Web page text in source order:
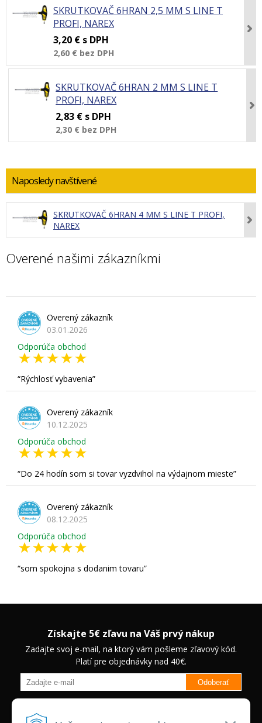
SKRUTKOVAČ 6HRAN 2,5 MM S LINE T
PROFI, NAREX
3,20 € s DPH
2,60 € bez DPH
SKRUTKOVAČ 6HRAN 2 MM S LINE T
PROFI, NAREX
2,83 € s DPH
2,30 € bez DPH
Naposledy navštívené
SKRUTKOVAČ 6HRAN 4 MM S LINE T PROFI,
NAREX
Overené našimi zákazníkmi
Overený zákazník
03.01.2026
Odporúča obchod
Rýchlosť vybavenia
Overený zákazník
10.12.2025
Odporúča obchod
Do 24 hodín som si tovar vyzdvihol na výdajnom mieste
Overený zákazník
08.12.2025
Odporúča obchod
som spokojna s dodanim tovaru
Získajte 5€ zľavu na Váš prvý nákup
Zadajte svoj e-mail, na ktorý vám pošleme zľavový kód.
Platí pre objednávky nad 40€.
Odoberať
zľavách na vybrané produkty.
Neplatí pre Veľkoobchodných